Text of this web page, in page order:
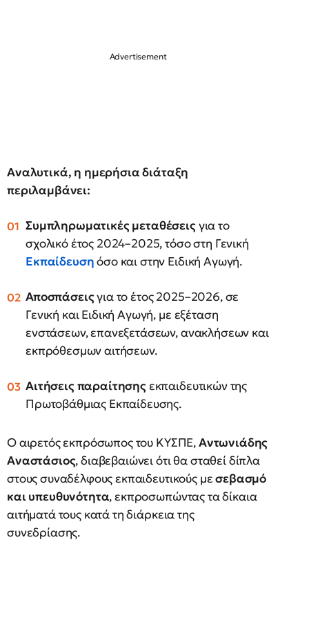
Αναλυτικά, η ημερήσια διάταξη
περιλαμβάνει:
Συμπληρωματικές μεταθέσειςγια το
σχολικό έτος 2024–2025, τόσο στη Γενική
Εκπαίδευσηόσο και στην Ειδική Αγωγή.
Αποσπάσειςγια το έτος 2025–2026, σε
Γενική και Ειδική Αγωγή, με εξέταση
ενστάσεων, επανεξετάσεων, ανακλήσεων και
εκπρόθεσμων αιτήσεων.
Αιτήσεις παραίτησηςεκπαιδευτικών της
Πρωτοβάθμιας Εκπαίδευσης.
Ο αιρετός εκπρόσωπος του ΚΥΣΠΕ,Αντωνιάδης
Αναστάσιος, διαβεβαιώνει ότι θα σταθεί δίπλα
στους συναδέλφους εκπαιδευτικούς μεσεβασμό
και υπευθυνότητα, εκπροσωπώντας τα δίκαια
αιτήματά τους κατά τη διάρκεια της
συνεδρίασης.